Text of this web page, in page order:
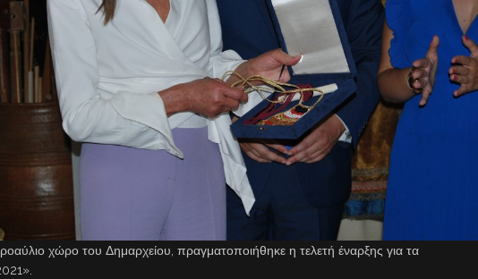
χώρο του Δημαρχείου, πραγματοποιήθηκε η τελετή έναρξης για τα